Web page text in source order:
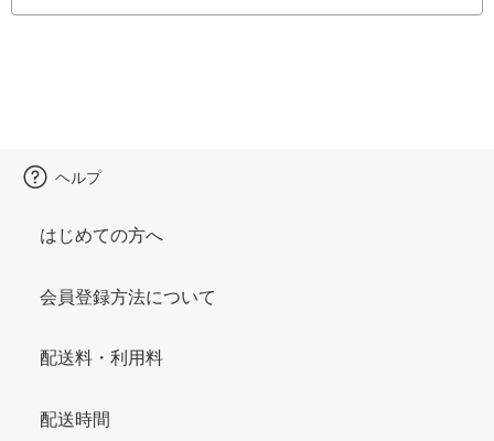
ヘルプ
はじめての方へ
会員登録方法について
配送料・利用料
配送時間